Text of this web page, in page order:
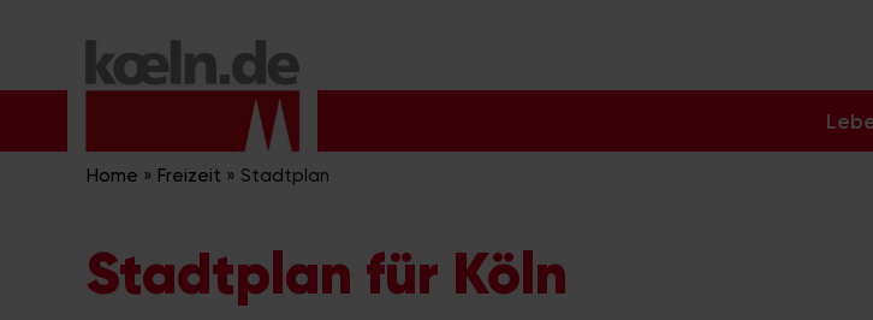
Inhalt
Home » Freizeit » Stadtplan
Stadtplan für Köln